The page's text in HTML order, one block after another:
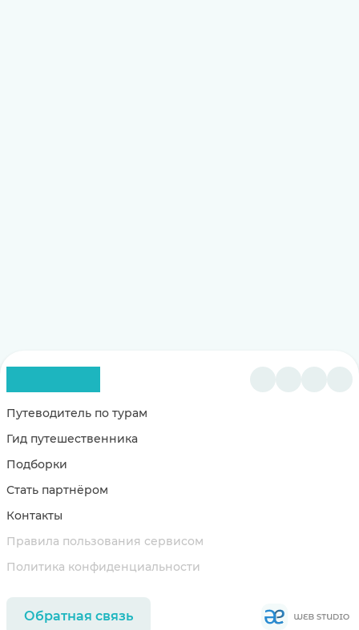
Путеводитель по турам
Гид путешественника
Подборки
Стать партнёром
Контакты
Правила пользования сервисом
Политика конфиденциальности
Обратная связь